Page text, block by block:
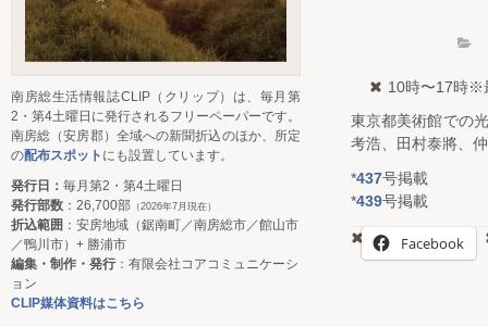
10時〜17時※
東京都美術館での
考浩、田村泰將、
*437号掲載
*439号掲載
Facebook
南房総生活情報誌CLIP（クリップ）は、毎月第
2・第4土曜日に発行されるフリーペーパーです。
南房総（安房郡）全域への新聞折込のほか、所定
の配布スポット にも設置しています。
発行日： 毎月第2・第4土曜日
発行部数 ：26,700部 （2026年7月現在）
折込範囲 ：安房地域（鋸南町／南房総市／館山市
／鴨川市）+ 勝浦市
編集・制作・発行：有限会社コアコミュニケーシ
ョン
CLIP媒体資料はこちら